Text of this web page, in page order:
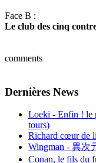
Face B :
Le club des cinq
comments
Dernières News
Loeki - Enfin ! le
tours)
Richard cœur de
Wingman - 異次
Conan, le fils du